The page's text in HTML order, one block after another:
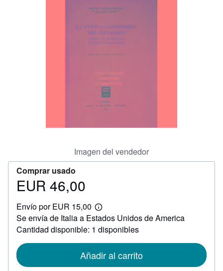
CERRAR
Imagen del vendedor
Comprar usado
Precio
46,00
EUR 46,00
Envío por EUR 15,00
Más
información
sobre
las
envío
Se envía de Italia a Estados Unidos de America
Cantidad disponible: 1 disponibles
Añadir al carrito